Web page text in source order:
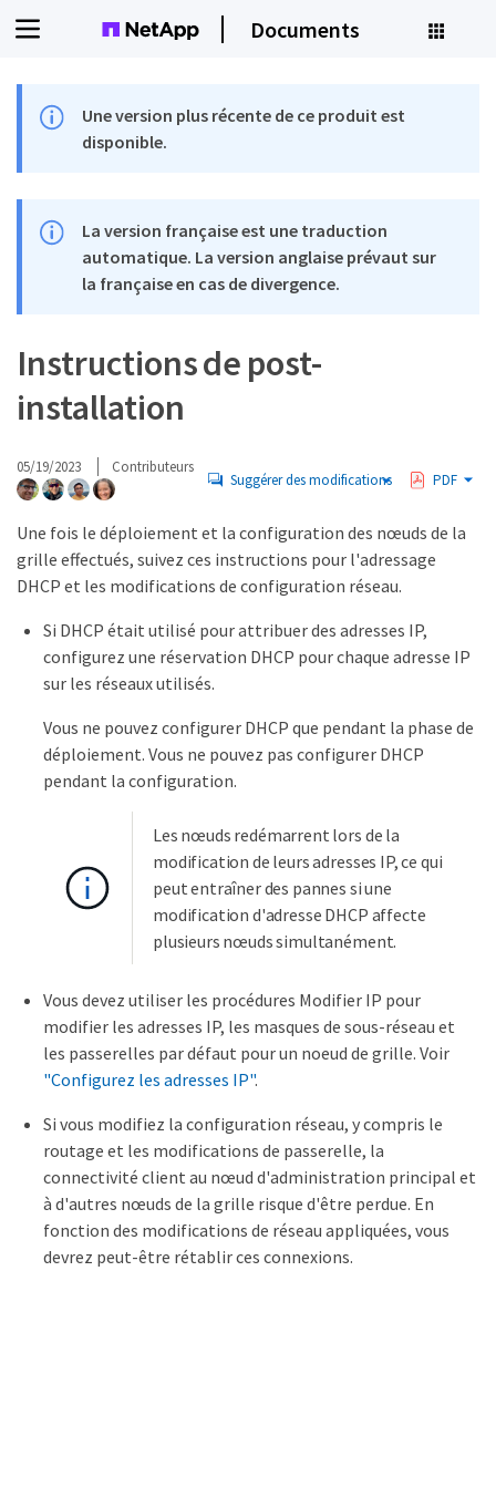
Documents
Une version plus récente de ce produit est
disponible.
La version française est une traduction
automatique. La version anglaise prévaut sur
la française en cas de divergence.
Instructions de post-
installation
05/19/2023 Contributeurs
Suggérer des modifications PDF
Une fois le déploiement et la configuration des nœuds de la
grille effectués, suivez ces instructions pour l'adressage
DHCP et les modifications de configuration réseau.
Si DHCP était utilisé pour attribuer des adresses IP,
configurez une réservation DHCP pour chaque adresse IP
sur les réseaux utilisés.
Vous ne pouvez configurer DHCP que pendant la phase de
déploiement. Vous ne pouvez pas configurer DHCP
pendant la configuration.
Les nœuds redémarrent lors de la
modification de leurs adresses IP, ce qui
peut entraîner des pannes si une
modification d'adresse DHCP affecte
plusieurs nœuds simultanément.
Vous devez utiliser les procédures Modifier IP pour
modifier les adresses IP, les masques de sous-réseau et
les passerelles par défaut pour un noeud de grille. Voir
"Configurez les adresses IP".
Si vous modifiez la configuration réseau, y compris le
routage et les modifications de passerelle, la
connectivité client au nœud d'administration principal et
à d'autres nœuds de la grille risque d'être perdue. En
fonction des modifications de réseau appliquées, vous
devrez peut-être rétablir ces connexions.